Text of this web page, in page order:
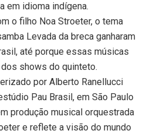
em idioma indígena.
o filho Noa Stroeter, o tema
Levada da breca ganharam
até porque essas músicas
shows do quinteto.
por Alberto Ranellucci
Pau Brasil, em São Paulo
produção musical orquestrada
e reflete a visão do mundo